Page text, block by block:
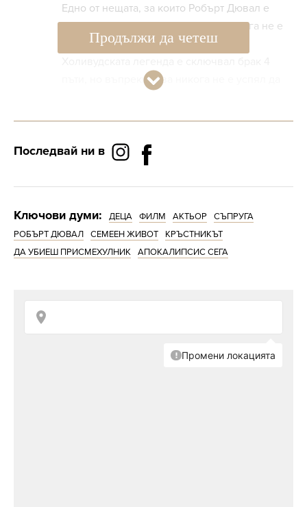
Едно от нещата, за които Робърт Дювал е
мечтал през целия си живот, но никога не е
успял да постигне, е да стане баща.
пъти, но въпреки това никога не е успял да
Продължи да четеш
Последвай ни в
Ключови думи: ДЕЦА ФИЛМ АКТЬОР
СЪПРУГА
РОБЪРТ ДЮВАЛ
СЕМЕЕН ЖИВОТ
КРЪСТНИКЪТ
ДА УБИЕШ ПРИСМЕХУЛНИК
АПОКАЛИПСИС СЕГА